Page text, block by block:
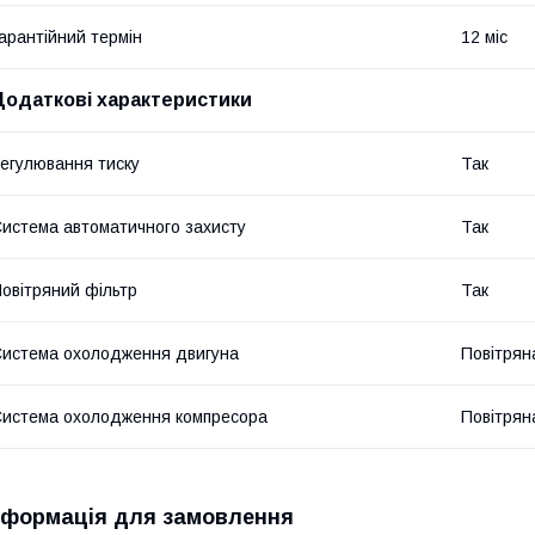
термін 12 міс
характеристики
тиску Так
автоматичного захисту Так
фільтр Так
охолодження двигуна
охолодження компресора
для замовлення